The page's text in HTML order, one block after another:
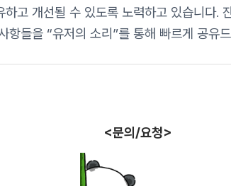
고 개선될 수 있도록 노력하고 있습니다.
항들을 “유저의 소리”를 통해 빠르게 공유
<문의/요청>